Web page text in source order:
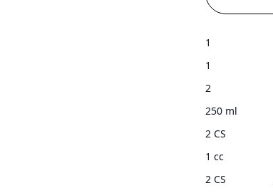
1
1
2
250 ml
2 CS
1 cc
2 CS